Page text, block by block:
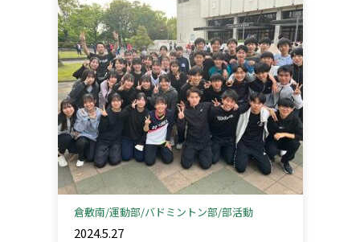
倉敷南 運動部 バドミントン部 部活動
2024.5.27